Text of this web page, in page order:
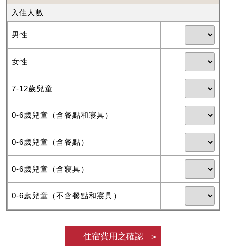
入住人數
男性
女性
7-12歲兒童
0-6歲兒童（含餐點和寢具）
0-6歲兒童（含餐點）
0-6歲兒童（含寢具）
0-6歲兒童（不含餐點和寢具）
住宿費用之確認